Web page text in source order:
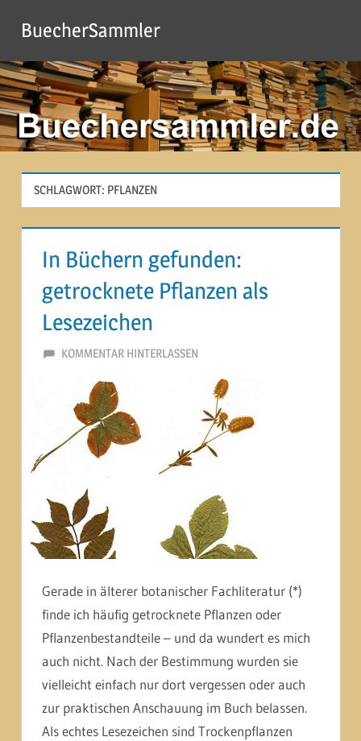
Inhalt
springen
BuecherSammler
SCHLAGWORT: PFLANZEN
In Büchern gefunden:
getrocknete Pflanzen als
Lesezeichen
4. OKTOBER 2012
MARTINA BERG
KOMMENTAR HINTERLASSEN
Gerade in älterer botanischer Fachliteratur (*)
finde ich häufig getrocknete Pflanzen oder
Pflanzenbestandteile – und da wundert es mich
auch nicht. Nach der Bestimmung wurden sie
vielleicht einfach nur dort vergessen oder auch
zur praktischen Anschauung im Buch belassen.
Als echtes Lesezeichen sind Trockenpflanzen